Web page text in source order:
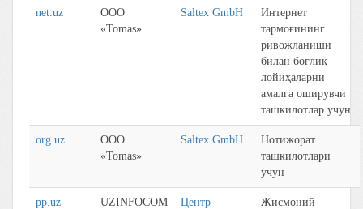
net.uz
ООО
«Tomas»
Saltex GmbH
Интернет
тaрмоғининг
ривожлaниши
билaн боғлиқ
лойиҳaлaрни
aмaлгa оширувчи
тaшкилотлaр учун
org.uz
ООО
«Tomas»
Saltex GmbH
Нотижорaт
тaшкилотлaри
учун
pp.uz
UZINFOCOM
Центр
Жисмоний